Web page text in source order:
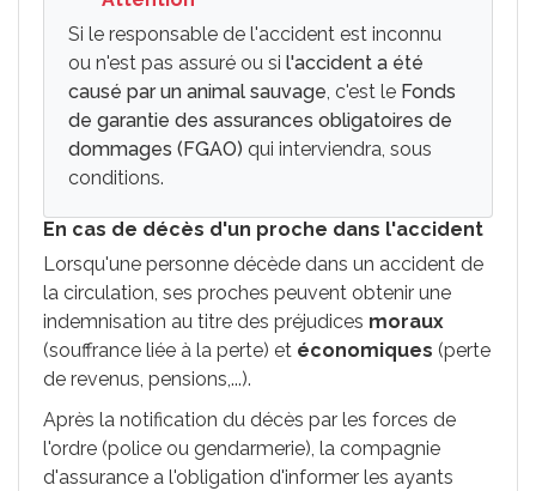
Si le responsable de l'accident est inconnu
ou n'est pas assuré ou si l'accident a été
causé par un animal sauvage, c'est le Fonds
de garantie des assurances obligatoires de
dommages (FGAO) qui interviendra, sous
conditions.
En cas de décès d'un proche dans l'accident
Lorsqu'une personne décède dans un accident de
la circulation, ses proches peuvent obtenir une
indemnisation au titre des préjudices moraux
(souffrance liée à la perte) et économiques (perte
de revenus, pensions,...).
Après la notification du décès par les forces de
l'ordre (police ou gendarmerie), la compagnie
d'assurance a l'obligation d'informer les ayants